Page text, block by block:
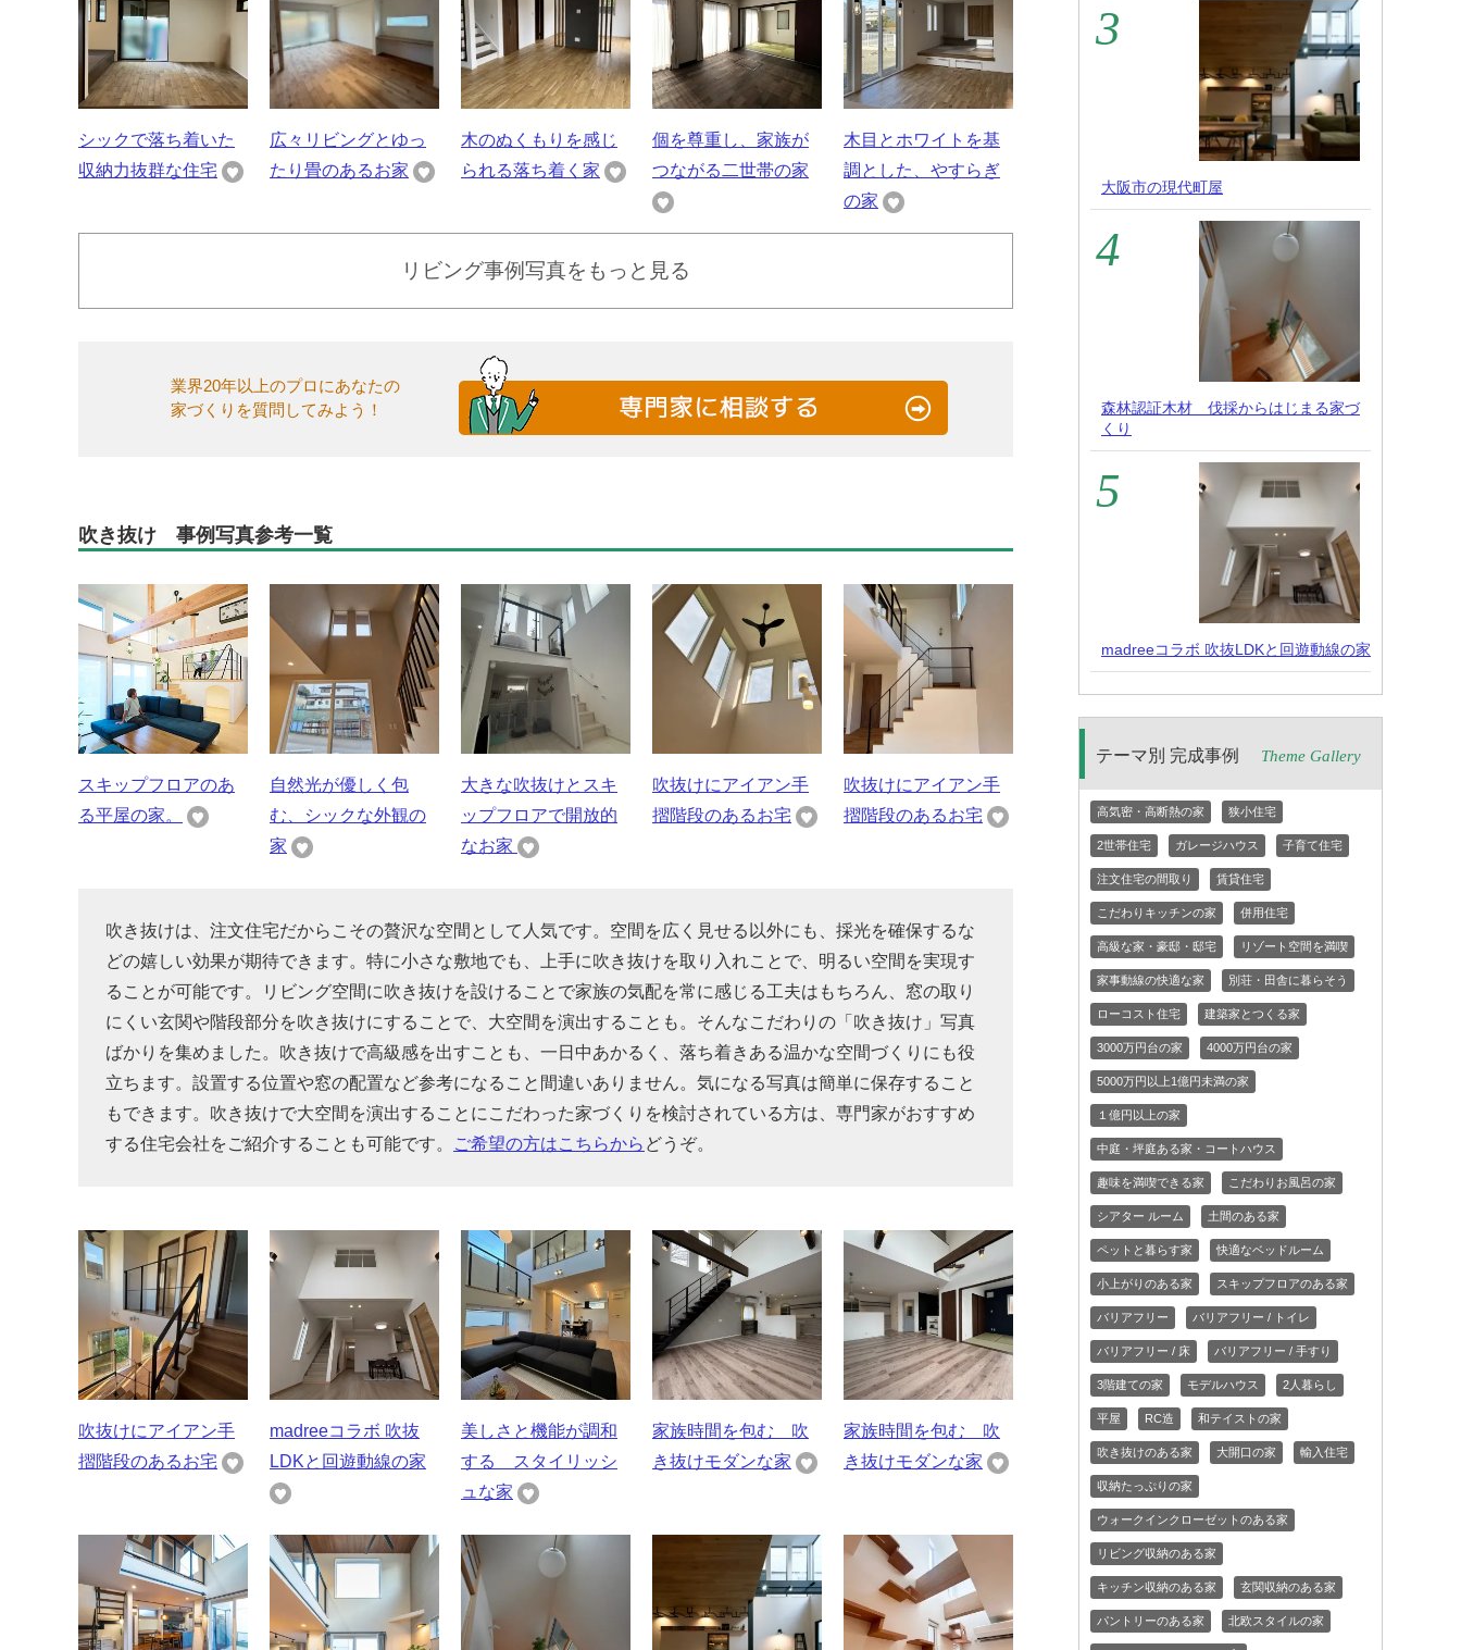
シックで落ち着いた
収納力抜群な住宅
広々リビングとゆっ
たり畳のあるお家
木のぬくもりを感じ
られる落ち着く家
個を尊重し、家族が
つながる二世帯の家
木目とホワイトを基
調とした、やすらぎ
の家
リビング事例写真をもっと見る
業界20年以上のプロにあなたの
家づくりを質問してみよう！
吹き抜け 事例写真参考一覧
スキップフロアのあ
る平屋の家。
自然光が優しく包
む、シックな外観の
家
大きな吹抜けとスキ
ップフロアで開放的
なお家
吹抜けにアイアン手
摺階段のあるお宅
吹抜けにアイアン手
摺階段のあるお宅
吹き抜けは、注文住宅だからこその贅沢な空間として人気です。空間を広く見せる以外にも、採光を確保するな
どの嬉しい効果が期待できます。特に小さな敷地でも、上手に吹き抜けを取り入れことで、明るい空間を実現す
ることが可能です。リビング空間に吹き抜けを設けることで家族の気配を常に感じる工夫はもちろん、窓の取り
にくい玄関や階段部分を吹き抜けにすることで、大空間を演出することも。そんなこだわりの「吹き抜け」写真
ばかりを集めました。吹き抜けで高級感を出すことも、一日中あかるく、落ち着きある温かな空間づくりにも役
立ちます。設置する位置や窓の配置など参考になること間違いありません。気になる写真は簡単に保存すること
もできます。吹き抜けで大空間を演出することにこだわった家づくりを検討されている方は、専門家がおすすめ
する住宅会社をご紹介することも可能です。
ご希望の方はこちらから どうぞ。
吹抜けにアイアン手
摺階段のあるお宅
madreeコラボ 吹抜
LDKと回遊動線の家
美しさと機能が調和
する スタイリッシ
ュな家
家族時間を包む 吹
き抜けモダンな家
家族時間を包む 吹
き抜けモダンな家
大阪市の現代町屋
森林認証木材 伐採からはじまる家づ
くり
madreeコラボ 吹抜LDKと回遊動線の家
テーマ別 完成事例 Theme Gallery
高気密・高断熱の家 狭小住宅
2世帯住宅 ガレージハウス 子育て住宅
注文住宅の間取り 賃貸住宅
こだわりキッチンの家 併用住宅
高級な家・豪邸・邸宅 リゾート空間を満喫
家事動線の快適な家 別荘・田舎に暮らそう
ローコスト住宅 建築家とつくる家
3000万円台の家 4000万円台の家
5000万円以上1億円未満の家
１億円以上の家
中庭・坪庭ある家・コートハウス
趣味を満喫できる家 こだわりお風呂の家
シアター ルーム 土間のある家
ペットと暮らす家 快適なベッドルーム
小上がりのある家 スキップフロアのある家
バリアフリー バリアフリー / トイレ
バリアフリー / 床 バリアフリー / 手すり
3階建ての家 モデルハウス 2人暮らし
平屋 RC造 和テイストの家
吹き抜けのある家 大開口の家 輸入住宅
収納たっぷりの家
ウォークインクローゼットのある家
リビング収納のある家
キッチン収納のある家 玄関収納のある家
パントリーのある家 北欧スタイルの家